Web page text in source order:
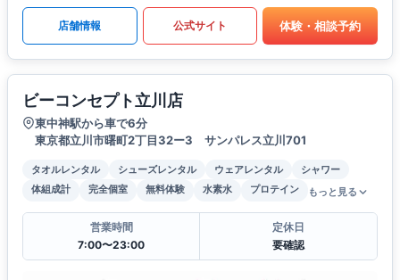
店舗情報 公式サイト 体験・相談予約
ビーコンセプト立川店
東中神駅から車で6分
東京都立川市曙町2丁目32ー3 サンパレス立川701
タオルレンタル シューズレンタル ウェアレンタル
シャワー
体組成計
完全個室 無料体験 水素水 プロテイン もっと見る
営業時間
7:00〜23:00
定休日
要確認